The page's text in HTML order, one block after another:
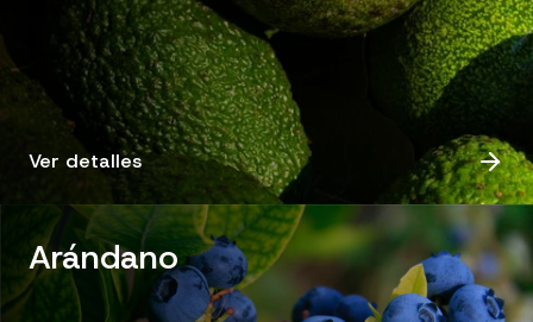
Ver detalles
Arándano